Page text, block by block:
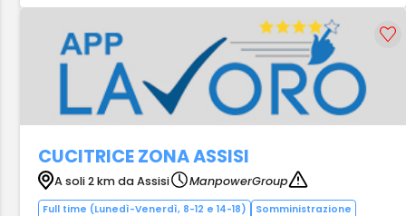
CUCITRICE ZONA ASSISI
A soli 2 km da Assisi ManpowerGroup
Full time (Lunedì-Venerdì, 8-12 e 14-18)
Somministrazione